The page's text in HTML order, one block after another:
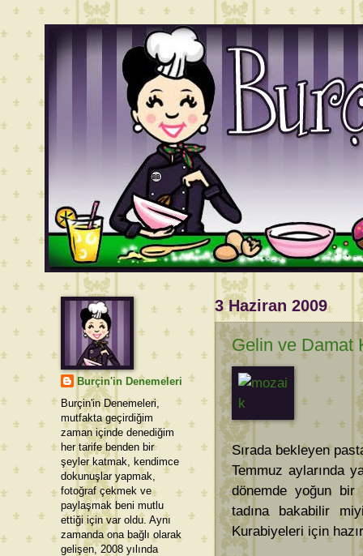
3 Haziran 2009
Gelin ve Damat
Sırada bekleyen
Temmuz aylarında
dönemde yoğun
tadına bakabilir
Kurabiyeleri için
Burçin'in Denemeleri
Burçin'in Denemeleri,
mutfakta geçirdiğim
zaman içinde denediğim
her tarife benden bir
şeyler katmak, kendimce
dokunuşlar yapmak,
fotoğraf çekmek ve
paylaşmak beni mutlu
ettiği için var oldu. Aynı
zamanda ona bağlı olarak
gelişen, 2008 yılında